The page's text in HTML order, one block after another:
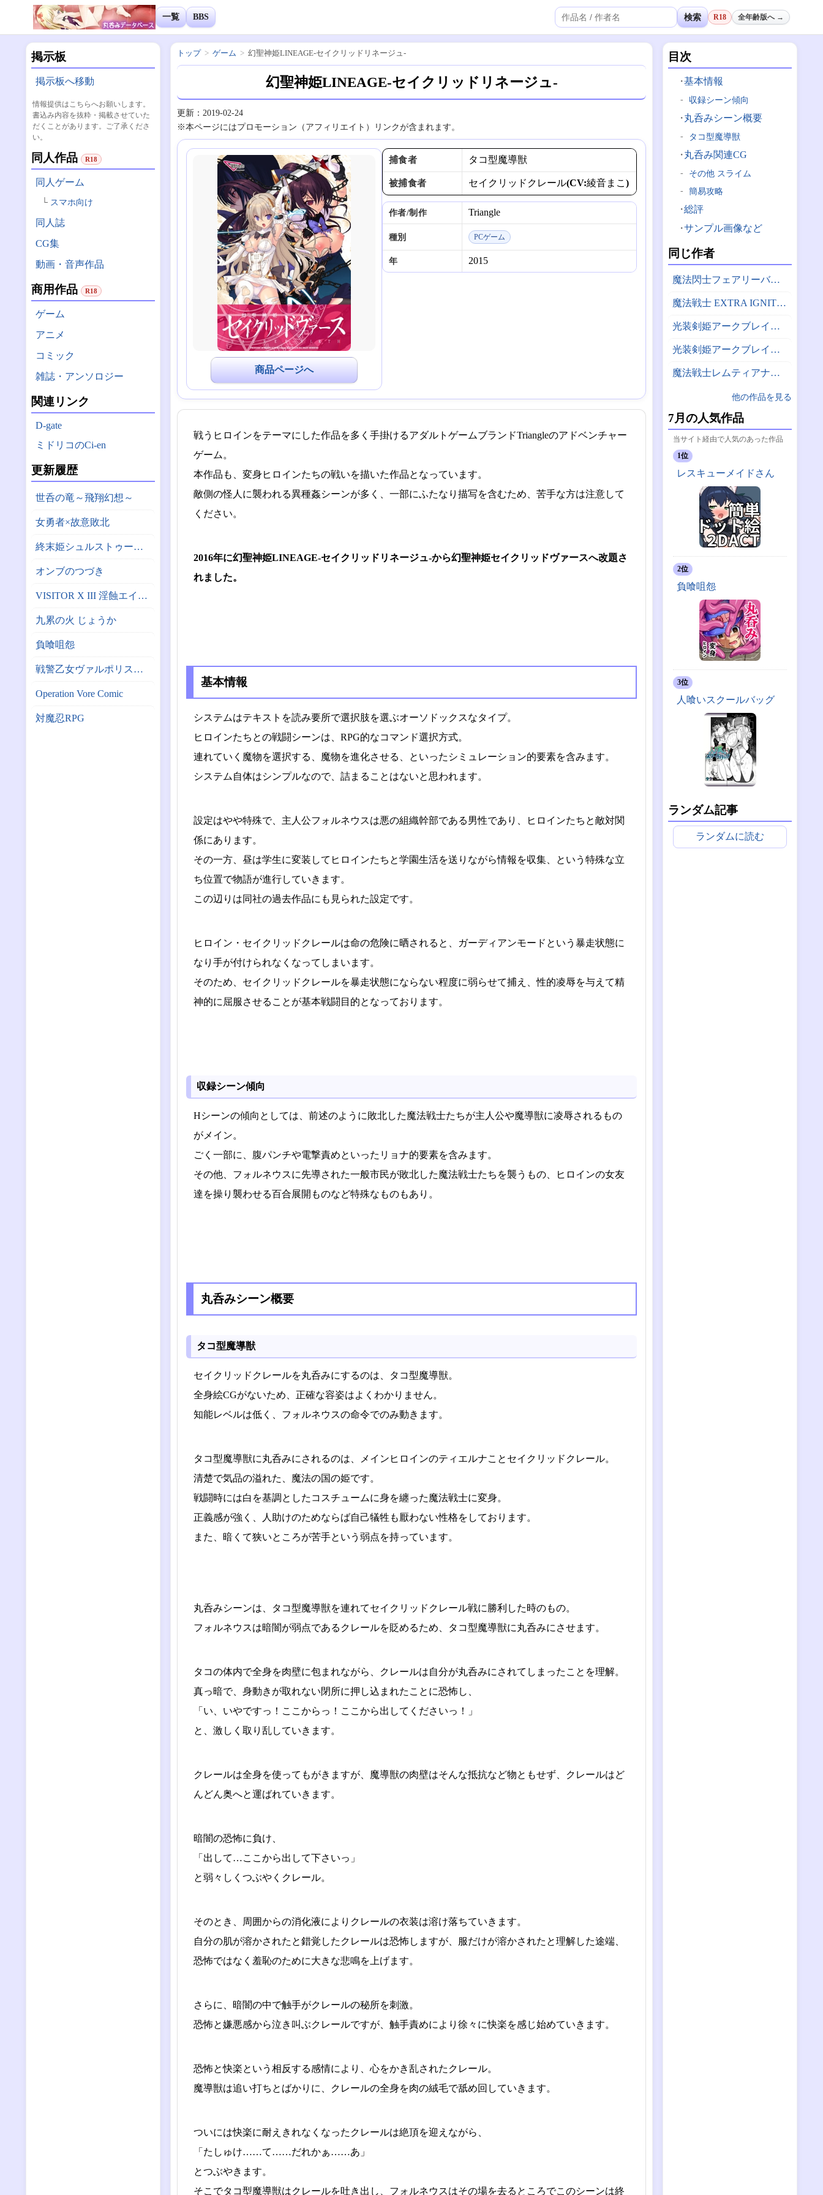
一覧 BBS 検索 R18 全年齢版へ →
掲示板
掲示板へ移動
情報提供はこちらへお願いします。
書込み内容を抜粋・掲載させていた
だくことがあります。ご了承くださ
い。
同人作品 R18
同人ゲーム
スマホ向け
同人誌
CG集
動画・音声作品
商用作品 R18
ゲーム
アニメ
コミック
雑誌・アンソロジー
関連リンク
D-gate
ミドリコのCi-en
更新履歴
世呑の竜～飛翔幻想～
女勇者×故意敗北
終末姫シュルストゥーレ -尊厳破壊シミュレーター-
オンブのつづき
VISITOR X III 淫蝕エイリアン繁殖計画
九累の火 じょうか
負喰咀怨
戦警乙女ヴァルポリス（仮）
Operation Vore Comic
対魔忍RPG
トップ ゲーム 幻聖神姫LINEAGE-セイクリッドリネージュ-
幻聖神姫LINEAGE-セイクリッドリネージュ-
更新：2019-02-24
※本ページにはプロモーション（アフィリエイト）リンクが含まれます。
商品ページへ
捕食者 タコ型魔導獣
被捕食者 セイクリッドクレール(CV:綾音まこ)
作者/制作 Triangle
種別 PCゲーム
年 2015
戦うヒロインをテーマにした作品を多く手掛けるアダルトゲームブランドTriangleのアドベンチャー
ゲーム。
本作品も、変身ヒロインたちの戦いを描いた作品となっています。
敵側の怪人に襲われる異種姦シーンが多く、一部にふたなり描写を含むため、苦手な方は注意して
ください。
2016年に幻聖神姫LINEAGE-セイクリッドリネージュ-から幻聖神姫セイクリッドヴァースへ改題さ
れました。
基本情報
システムはテキストを読み要所で選択肢を選ぶオーソドックスなタイプ。
ヒロインたちとの戦闘シーンは、RPG的なコマンド選択方式。
連れていく魔物を選択する、魔物を進化させる、といったシミュレーション的要素を含みます。
システム自体はシンプルなので、詰まることはないと思われます。
設定はやや特殊で、主人公フォルネウスは悪の組織幹部である男性であり、ヒロインたちと敵対関
係にあります。
その一方、昼は学生に変装してヒロインたちと学園生活を送りながら情報を収集、という特殊な立
ち位置で物語が進行していきます。
この辺りは同社の過去作品にも見られた設定です。
ヒロイン・セイクリッドクレールは命の危険に晒されると、ガーディアンモードという暴走状態に
なり手が付けられなくなってしまいます。
そのため、セイクリッドクレールを暴走状態にならない程度に弱らせて捕え、性的凌辱を与えて精
神的に屈服させることが基本戦闘目的となっております。
収録シーン傾向
Hシーンの傾向としては、前述のように敗北した魔法戦士たちが主人公や魔導獣に凌辱されるもの
がメイン。
ごく一部に、腹パンチや電撃責めといったリョナ的要素を含みます。
その他、フォルネウスに先導された一般市民が敗北した魔法戦士たちを襲うもの、ヒロインの女友
達を操り襲わせる百合展開ものなど特殊なものもあり。
丸呑みシーン概要
タコ型魔導獣
セイクリッドクレールを丸呑みにするのは、タコ型魔導獣。
全身絵CGがないため、正確な容姿はよくわかりません。
知能レベルは低く、フォルネウスの命令でのみ動きます。
タコ型魔導獣に丸呑みにされるのは、メインヒロインのティエルナことセイクリッドクレール。
清楚で気品の溢れた、魔法の国の姫です。
戦闘時には白を基調としたコスチュームに身を纏った魔法戦士に変身。
正義感が強く、人助けのためならば自己犠牲も厭わない性格をしております。
また、暗くて狭いところが苦手という弱点を持っています。
丸呑みシーンは、タコ型魔導獣を連れてセイクリッドクレール戦に勝利した時のもの。
フォルネウスは暗闇が弱点であるクレールを貶めるため、タコ型魔導獣に丸呑みにさせます。
タコの体内で全身を肉壁に包まれながら、クレールは自分が丸呑みにされてしまったことを理解。
真っ暗で、身動きが取れない閉所に押し込まれたことに恐怖し、
「い、いやですっ！ここからっ！ここから出してくださいっ！」
と、激しく取り乱していきます。
クレールは全身を使ってもがきますが、魔導獣の肉壁はそんな抵抗など物ともせず、クレールはど
んどん奥へと運ばれていきます。
暗闇の恐怖に負け、
「出して…ここから出して下さいっ」
と弱々しくつぶやくクレール。
そのとき、周囲からの消化液によりクレールの衣装は溶け落ちていきます。
自分の肌が溶かされたと錯覚したクレールは恐怖しますが、服だけが溶かされたと理解した途端、
恐怖ではなく羞恥のために大きな悲鳴を上げます。
さらに、暗闇の中で触手がクレールの秘所を刺激。
恐怖と嫌悪感から泣き叫ぶクレールですが、触手責めにより徐々に快楽を感じ始めていきます。
恐怖と快楽という相反する感情により、心をかき乱されたクレール。
魔導獣は追い打ちとばかりに、クレールの全身を肉の絨毛で舐め回していきます。
ついには快楽に耐えきれなくなったクレールは絶頂を迎えながら、
「たしゅけ……て……だれかぁ……あ」
とつぶやきます。
そこでタコ型魔導獣はクレールを吐き出し、フォルネウスはその場を去るところでこのシーンは終
目次
基本情報
収録シーン傾向
丸呑みシーン概要
タコ型魔導獣
丸呑み関連CG
その他 スライム
簡易攻略
総評
サンプル画像など
同じ作者
魔法閃士フェアリーバレット
魔法戦士 EXTRA IGNITION
光装剣姫アークブレイバー～魔族篇胞～
光装剣姫アークブレイバー 楽園天獄
魔法戦士レムティアナイツ2 -こわれゆく世界の女神たち-
他の作品を見る
7月の人気作品
当サイト経由で人気のあった作品
1位
レスキューメイドさん
2位
負喰咀怨
3位
人喰いスクールバッグ
ランダム記事
ランダムに読む